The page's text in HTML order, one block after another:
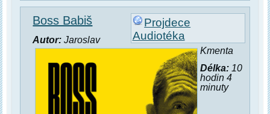
Projdece
Audiotéka
Boss Babiš
Autor: Jaroslav
Kmenta
Délka:10
hodin 4
minuty